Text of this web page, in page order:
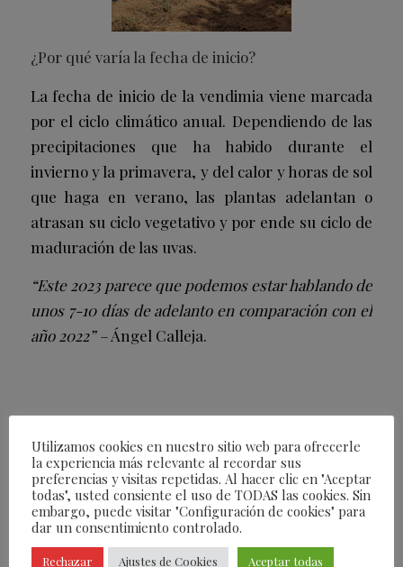
¿Por qué varía la fecha de inicio?
La fecha de inicio de la vendimia viene marcada
por el ciclo climático anual. Dependiendo de las
precipitaciones que ha habido durante el
invierno y la primavera, y del calor y horas de sol
que haga en verano, las plantas adelantan o
atrasan su ciclo vegetativo y por ende su ciclo de
maduración de las uvas.
“Este 2023 parece que podemos estar hablando de
unos 7-10 días de adelanto en comparación con el
año 2022” –Ángel Calleja.
Utilizamos cookies en nuestro sitio web para ofrecerle
la experiencia más relevante al recordar sus
preferencias y visitas repetidas. Al hacer clic en "Aceptar
todas", usted consiente el uso de TODAS las cookies. Sin
embargo, puede visitar "Configuración de cookies" para
dar un consentimiento controlado.
Rechazar Ajustes de Cookies Aceptar todas